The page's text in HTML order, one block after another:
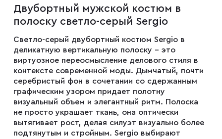
Мужские туфли
Дублёнки
Жилеты
Куртки
Двубортный мужской костюм в
полоску светло-серый Sergio
Светло-серый двубортный костюм Sergio в
деликатную вертикальную полоску – это
виртуозное переосмысление делового стиля в
контексте современной моды. Дымчатый, почти
серебристый фон в сочетании со сдержанным
графическим узором придает полотну
визуальный объем и элегантный ритм. Полоска
не просто украшает ткань, она оптически
вытягивает рост, делая силуэт визуально более
подтянутым и стройным. Sergio выбирают